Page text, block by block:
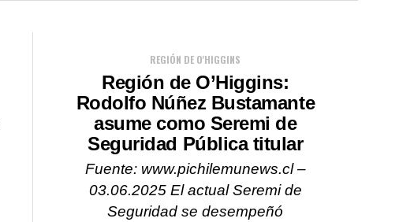
REGIÓN DE O'HIGGINS
Región de O’Higgins:
Rodolfo Núñez Bustamante
asume como Seremi de
Seguridad Pública titular
Fuente: www.pichilemunews.cl –
03.06.2025 El actual Seremi de
Seguridad se desempeñó